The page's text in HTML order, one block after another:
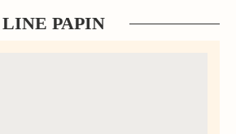
LINE PAPIN